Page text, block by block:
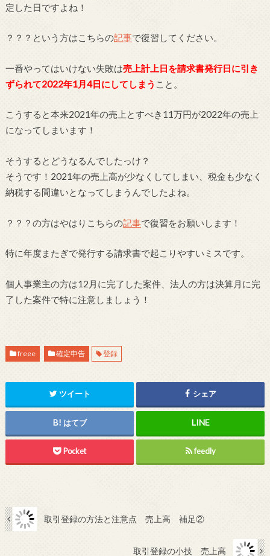
定した日ですよね！
？？？という方はこちらの記事で復習してください。
一番やってはいけない失敗は売上計上日を請求書発行日に引き
ずられて2022年1月4日にしてしまう こと。
こうすると本来2021年の売上とすべき11万円が2022年の売上
になってしまいます！
そうするとどうなるんでしたっけ？
そうです！2021年の売上高が少なくしてしまい、税金も少なく
納税する間違いとなってしまうんでしたよね。
？？？の方はやはりこちらの記事で復習をお願いします！
特に年度またぎで発行する請求書で起こりやすいミスです。
個人事業主の方は12月に完了した案件、法人の方は決算月に完
了した案件で特に注意しましょう！
freee 確定申告 登録
ツイート シェア
はてブ
Pocket feedly
取引登録の方法と注意点 売上高 補足②
取引登録の小技 売上高